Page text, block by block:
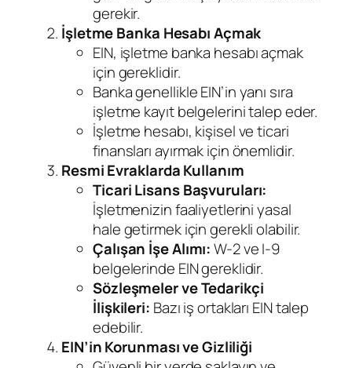
gerekir.
İşletme Banka Hesabı Açmak
EIN, işletme banka hesabı açmak
için gereklidir.
Banka genellikle EIN’in yanı sıra
işletme kayıt belgelerini talep eder.
İşletme hesabı, kişisel ve ticari
finansları ayırmak için önemlidir.
Resmi Evraklarda Kullanım
Ticari Lisans Başvuruları:
İşletmenizin faaliyetlerini yasal
hale getirmek için gerekli olabilir.
Çalışan İşe Alımı:W-2 ve I-9
belgelerinde EIN gereklidir.
Sözleşmeler ve Tedarikçi
İlişkileri: Bazı iş ortakları EIN talep
edebilir.
EIN’in Korunması ve Gizliliği